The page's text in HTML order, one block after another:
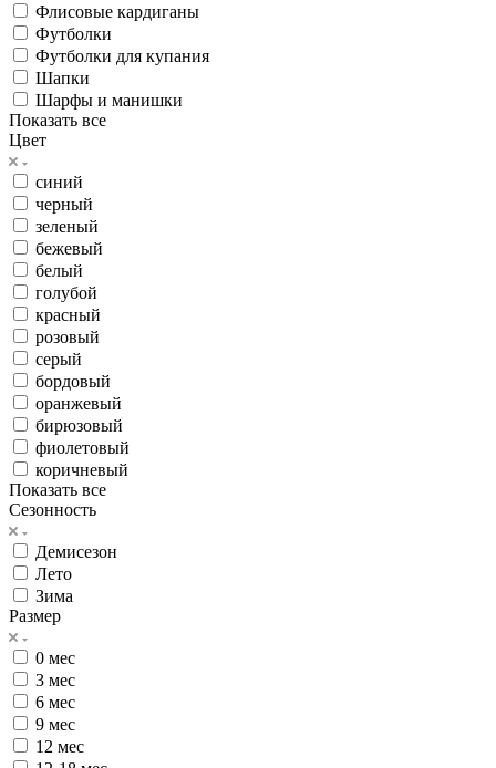
Флисовые кардиганы
Футболки
Футболки для купания
Шапки
Шарфы и манишки
Показать все
Цвет
синий
черный
зеленый
бежевый
белый
голубой
красный
розовый
серый
бордовый
оранжевый
бирюзовый
фиолетовый
коричневый
Показать все
Сезонность
Демисезон
Лето
Зима
Размер
0 мес
3 мес
6 мес
9 мес
12 мес